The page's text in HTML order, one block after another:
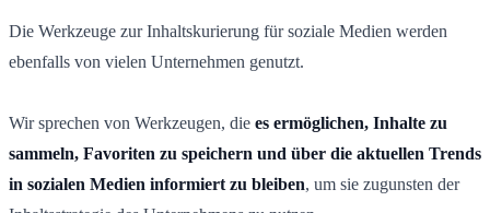
Die Werkzeuge zur Inhaltskurierung für soziale Medien werden
ebenfalls von vielen Unternehmen genutzt.
Wir sprechen von Werkzeugen, die es ermöglichen, Inhalte zu
sammeln, Favoriten zu speichern und über die aktuellen Trends
in sozialen Medien informiert zu bleiben, um sie zugunsten der